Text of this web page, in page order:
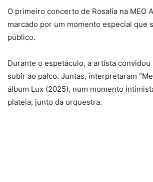
O primeiro concerto de Rosalía na MEO
marcado por um momento especial que
público.
Durante o espetáculo, a artista convidou
subir ao palco. Juntas, interpretaram
álbum Lux (2025), num momento
plateia, junto da orquestra.